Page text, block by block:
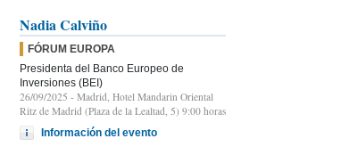
Nadia Calviño
FÓRUM EUROPA
Presidenta del Banco Europeo de
Inversiones (BEI)
26/09/2025 - Madrid, Hotel Mandarin Oriental
Ritz de Madrid (Plaza de la Lealtad, 5) 9:00 horas
Información del evento